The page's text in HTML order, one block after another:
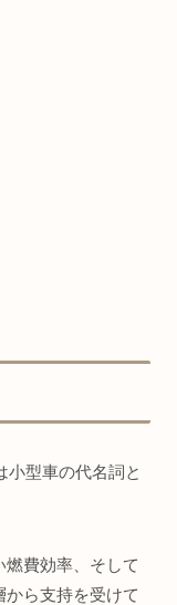
小型車の代名詞と
費効率、そして
ら支持を受けて